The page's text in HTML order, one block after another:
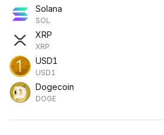
Solana
SOL
XRP
XRP
USD1
USD1
Dogecoin
DOGE